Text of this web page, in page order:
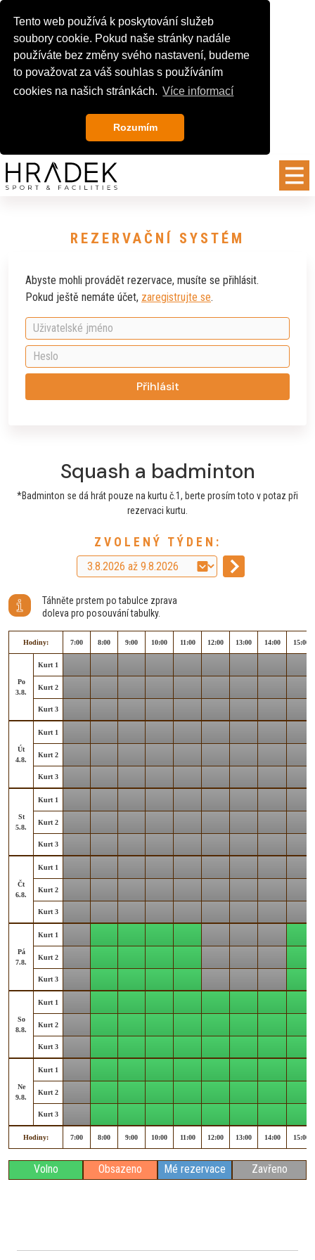
Tento web používá k poskytování služeb
soubory cookie. Pokud naše stránky nadále
používáte bez změny svého nastavení, budeme
to považovat za váš souhlas s používáním
cookies na našich stránkách. Více informací
Rozumím
REZERVAČNÍ SYSTÉM
Abyste mohli provádět rezervace, musíte se přihlásit.
Pokud ještě nemáte účet, zaregistrujte se.
Přihlásit
Squash a badminton
*Badminton se dá hrát pouze na kurtu č.1, berte prosím toto v potaz při
rezervaci kurtu.
ZVOLENÝ TÝDEN:
Táhněte prstem po tabulce zprava
doleva pro posouvání tabulky.
Hodiny: 7:00 8:00 9:00 10:00 11:00 12:00 13:00 14:00 15:00
Po
3.8.
Kurt 1
Kurt 2
Kurt 3
Út
4.8.
Kurt 1
Kurt 2
Kurt 3
St
5.8.
Kurt 1
Kurt 2
Kurt 3
Čt
6.8.
Kurt 1
Kurt 2
Kurt 3
Pá
7.8.
Kurt 1
Kurt 2
Kurt 3
So
8.8.
Kurt 1
Kurt 2
Kurt 3
Ne
9.8.
Kurt 1
Kurt 2
Kurt 3
Hodiny: 7:00 8:00 9:00 10:00 11:00 12:00 13:00 14:00 15:00
Volno Obsazeno Mé rezervace Zavřeno